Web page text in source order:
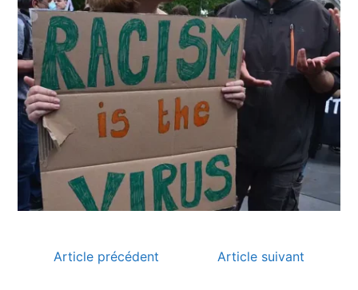
Article précédent Article suivant